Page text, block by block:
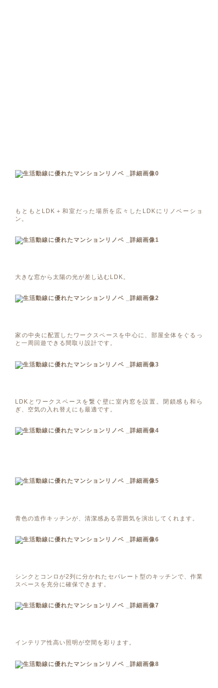
もともとLDK＋和室だった場所を広々したLDKにリノベーショ
ン。
大きな窓から太陽の光が差し込むLDK。
家の中央に配置したワークスペースを中心に、部屋全体をぐるっ
と一周回遊できる間取り設計です。
LDKとワークスペースを繋ぐ壁に室内窓を設置。閉鎖感も和ら
ぎ、空気の入れ替えにも最適です。
青色の造作キッチンが、清潔感ある雰囲気を演出してくれます。
シンクとコンロが2列に分かれたセパレート型のキッチンで、作業
スペースを充分に確保できます。
インテリア性高い照明が空間を彩ります。